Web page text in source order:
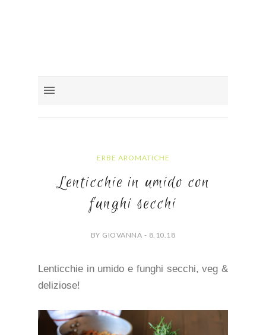
ERBE AROMATICHE
Lenticchie in umido con
funghi secchi
BY GIOVANNA - 8.10.18
Lenticchie in umido e funghi secchi, veg &
deliziose!